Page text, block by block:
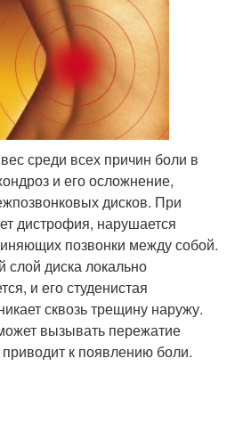
среди всех причин боли в
и его осложнение,
дисков. При
дистрофия, нарушается
позвонки между собой.
диска локально
и его студенистая
сквозь трещину наружу.
вызывать пережатие
к появлению боли.